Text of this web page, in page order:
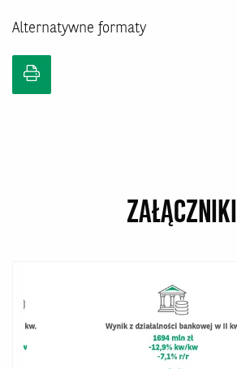
Alternatywne formaty
ZAŁĄCZNIKI